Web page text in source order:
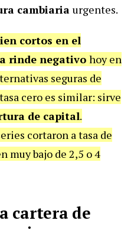
cambiaria urgentes.
cortos en el
rinde negativo hoy en
seguras de
cero es similar: sirve
de capital.
cortaron a tasa de
muy bajo de 2,5 o 4
cartera de